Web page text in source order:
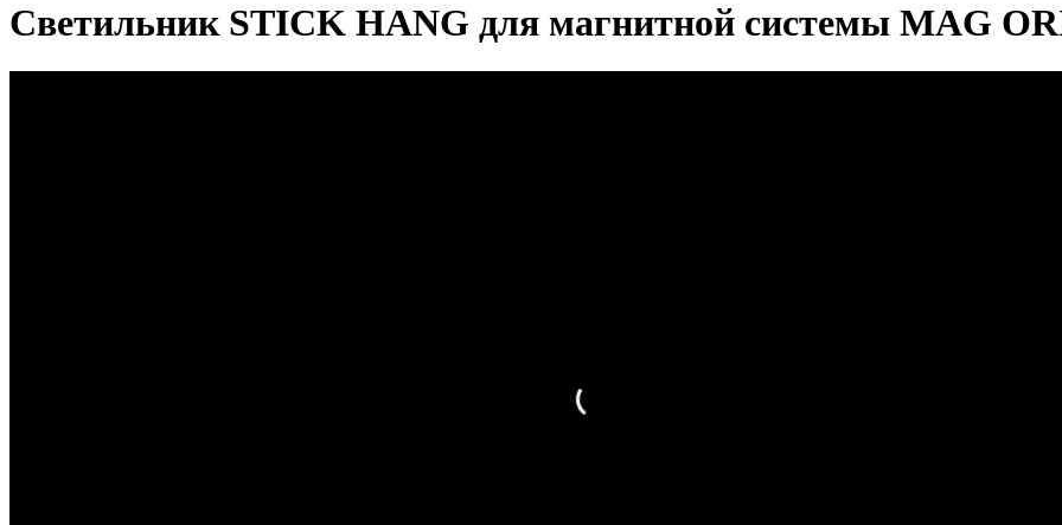
Светильник STICK HANG для магнитной системы MAG